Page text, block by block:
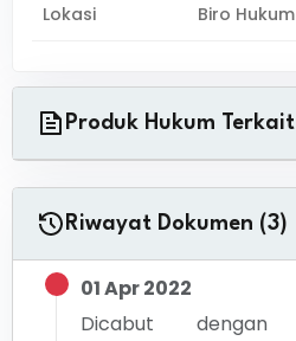
Lokasi Biro Hukum
Produk Hukum Terkait
Riwayat Dokumen (3)
01 Apr 2022
Dicabut dengan